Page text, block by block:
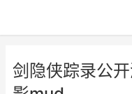
剑隐侠踪录公